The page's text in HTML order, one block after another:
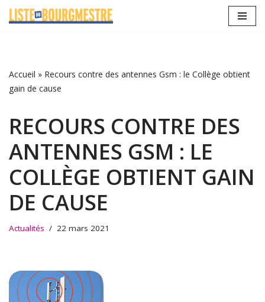
Accueil » Recours contre des antennes Gsm : le Collège obtient
gain de cause
RECOURS CONTRE DES
ANTENNES GSM : LE
COLLÈGE OBTIENT GAIN
DE CAUSE
Actualités 22 mars 2021